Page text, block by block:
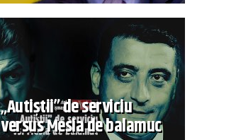
„Autiștii” de serviciu
versus Mesia de balamuc